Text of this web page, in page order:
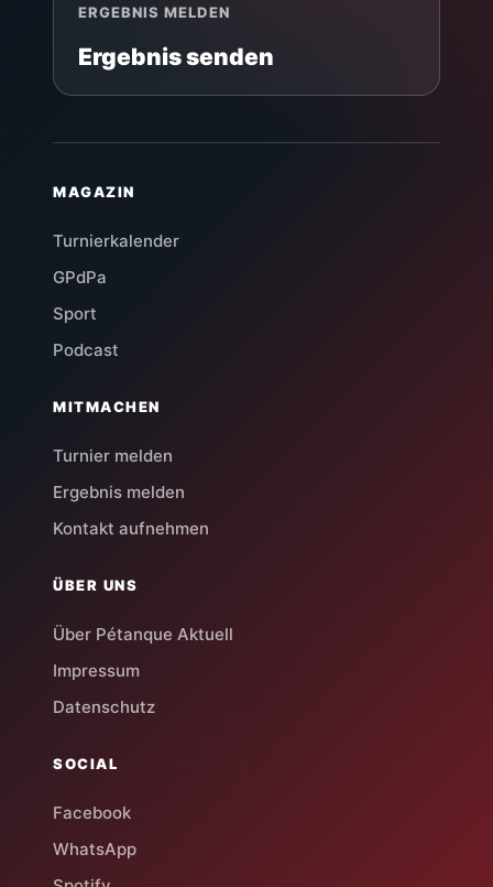
ERGEBNIS MELDEN
Ergebnis senden
MAGAZIN
Turnierkalender
GPdPa
Sport
Podcast
MITMACHEN
Turnier melden
Ergebnis melden
Kontakt aufnehmen
ÜBER UNS
Über Pétanque Aktuell
Impressum
Datenschutz
SOCIAL
Facebook
WhatsApp